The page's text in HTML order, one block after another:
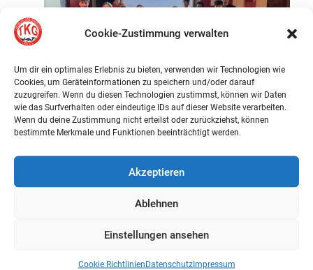
Cookie-Zustimmung verwalten
Um dir ein optimales Erlebnis zu bieten, verwenden wir Technologien wie
Cookies, um Geräteinformationen zu speichern und/oder darauf
zuzugreifen. Wenn du diesen Technologien zustimmst, können wir Daten
wie das Surfverhalten oder eindeutige IDs auf dieser Website verarbeiten.
Wenn du deine Zustimmung nicht erteilst oder zurückziehst, können
bestimmte Merkmale und Funktionen beeinträchtigt werden.
Akzeptieren
Ablehnen
Einstellungen ansehen
Cookie RichtlinienDatenschutzImpressum
Positive Jahresaussicht